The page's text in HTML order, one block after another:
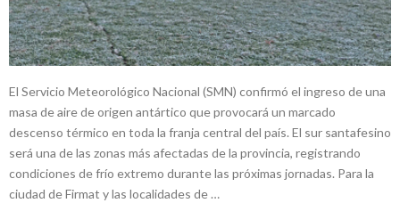
El Servicio Meteorológico Nacional (SMN) confirmó el ingreso de una
masa de aire de origen antártico que provocará un marcado
descenso térmico en toda la franja central del país. El sur santafesino
será una de las zonas más afectadas de la provincia, registrando
condiciones de frío extremo durante las próximas jornadas. Para la
ciudad de Firmat y las localidades de …